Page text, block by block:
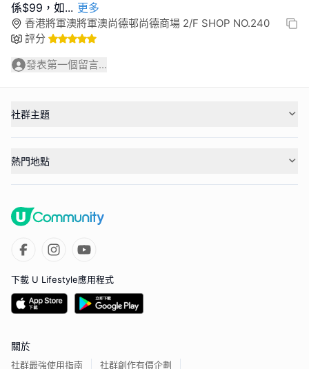
係$99，如... 更多
香港將軍澳將軍澳尚德邨尚德商場 2/F SHOP NO.240
評分
發表第一個留言...
社群主題
熱門地點
下載 U Lifestyle應用程式
關於
社群最強使用指南 社群創作有價企劃